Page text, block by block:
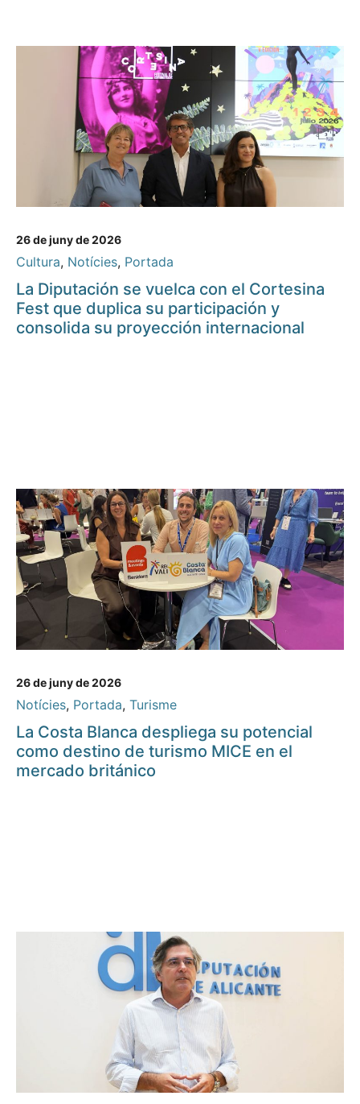
26 de juny de 2026
Cultura, Notícies, Portada
La Diputación se vuelca con el Cortesina
Fest que duplica su participación y
consolida su proyección internacional
26 de juny de 2026
Notícies, Portada, Turisme
La Costa Blanca despliega su potencial
como destino de turismo MICE en el
mercado británico